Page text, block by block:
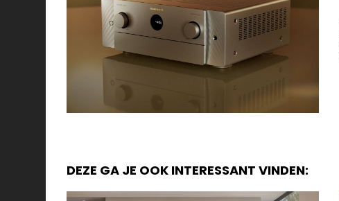
DEZE GA JE OOK INTERESSANT VINDEN: